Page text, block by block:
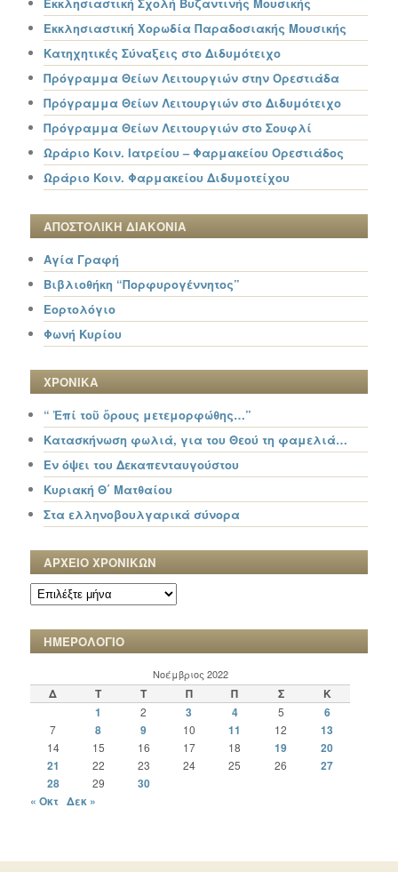
Εκκλησιαστική Σχολή Βυζαντινής Μουσικής
Εκκλησιαστική Χορωδία Παραδοσιακής Μουσικής
Κατηχητικές Σύναξεις στο Διδυμότειχο
Πρόγραμμα Θείων Λειτουργιών στην Ορεστιάδα
Πρόγραμμα Θείων Λειτουργιών στο Διδυμότειχο
Πρόγραμμα Θείων Λειτουργιών στο Σουφλί
Ωράριο Κοιν. Ιατρείου – Φαρμακείου Ορεστιάδος
Ωράριο Κοιν. Φαρμακείου Διδυμοτείχου
ΑΠΟΣΤΟΛΙΚΗ ΔΙΑΚΟΝΙΑ
Αγία Γραφή
Βιβλιοθήκη “Πορφυρογέννητος”
Εορτολόγιο
Φωνή Κυρίου
ΧΡΟΝΙΚΑ
“ Ἐπί τοῦ ὄρους μετεμορφώθης…”
Κατασκήνωση φωλιά, για του Θεού τη φαμελιά…
Εν όψει του Δεκαπενταυγούστου
Κυριακή Θ΄ Ματθαίου
Στα ελληνοβουλγαρικά σύνορα
ΑΡΧΕΙΟ ΧΡΟΝΙΚΩΝ
ΑΡΧΕΙΟ
ΧΡΟΝΙΚΩΝ
ΗΜΕΡΟΛΟΓΙΟ
Νοέμβριος 2022
Δ Τ Τ Π Π Σ
Κ
1
2 3 4 5 6
7 8 9 10 11 12 13
14 15 16 17 18 19
20
21
22 23 24 25 26
27
28
29
30
« Οκτ Δεκ »